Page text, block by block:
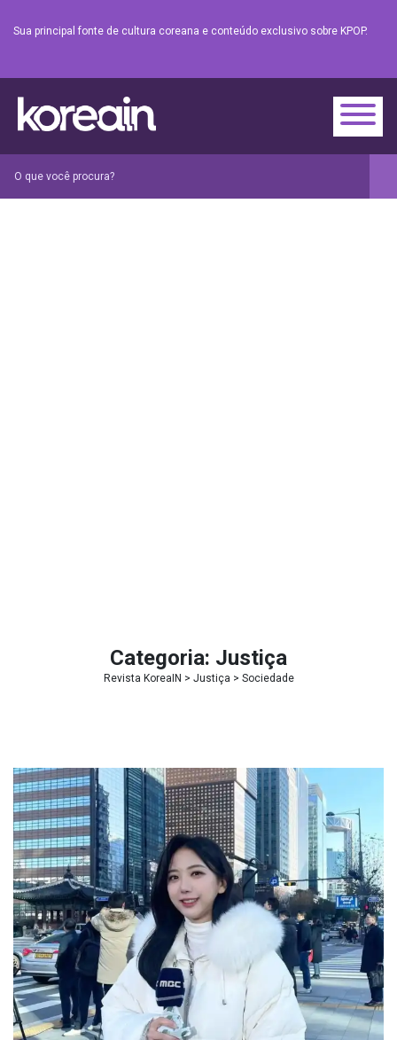
Sua principal fonte de cultura coreana e conteúdo exclusivo sobre KPOP.
Categoria: Justiça
Revista KoreaIN > Justiça > Sociedade